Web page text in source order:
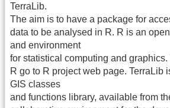
TerraLib.
The aim is to have a package for
data to be analysed in R. R is an
and environment
for statistical computing and
R go to R project web page. TerraLib
GIS classes
and functions library, available from